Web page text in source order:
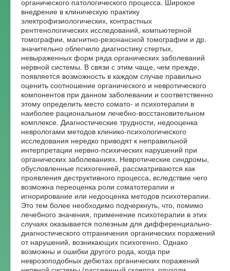
внедрение в клиническую практику
электрофизиологических, контрастных
рентгенологических исследований, компьютерной
томографии, магнитно-резонансной томографии и др.
значительно облегчило диагностику стертых,
невыраженных форм ряда органических заболеваний
нервной системы. В связи с этим чаще, чем прежде,
появляется возможность в каждом случае правильно
оценить соотношение органического и невротического
компонентов при данном заболевании и соответственно
этому определить место сомато- и психотерапии в
наиболее рациональном лечебно-восстановительном
комплексе. Диагностические трудности, недооценка
неврологами методов клинико-психологического
исследования нередко приводят к неправильной
интерпретации нервно-психических нарушений при
органических заболеваниях. Невротические синдромы,
обусловленные психогенией, рассматриваются как
проявления деструктивного процесса, вследствие чего
возможна переоценка роли соматотерапии и
игнорирование или недооценка методов психотерапии.
Это тем более необходимо подчеркнуть, что, помимо
лечебного значения, применение психотерапии в этих
случаях оказывается полезным для дифференциально-
диагностического отграничения органических поражений
от нарушений, возникающих психогенно. Однако
возможны и ошибки другого рода, когда при
неврозоподобных дебютах органических поражений